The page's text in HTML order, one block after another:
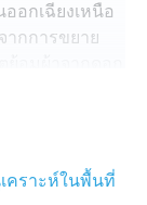
อกเฉียงเหนือ
ากการขยาย
ลค่าข้าว ด้วย
ละการแปรรูป
เด็จพระนาง
นนีพันปีหลวง
ธุ์ปลาเคลื่อนที่
คราะห์ในพื้นที่